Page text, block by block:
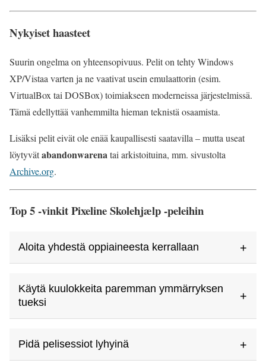
Nykyiset haasteet
Suurin ongelma on yhteensopivuus. Pelit on tehty Windows
XP/Vistaa varten ja ne vaativat usein emulaattorin (esim.
VirtualBox tai DOSBox) toimiakseen moderneissa järjestelmissä.
Tämä edellyttää vanhemmilta hieman teknistä osaamista.
Lisäksi pelit eivät ole enää kaupallisesti saatavilla – mutta useat
löytyvätabandonwarenatai arkistoituina, mm. sivustolta
Archive.org.
Top 5 -vinkit Pixeline Skolehjælp -peleihin
Aloita yhdestä oppiaineesta kerrallaan +
tanska tai matematiikka. Se antaa paremman alun ja
Käytä kuulokkeita paremman ymmärryksen
tueksi
+
Kuulokkeet auttavat lasta keskittymään ja ymmärtämään
Pidä pelisessiot lyhyinä +